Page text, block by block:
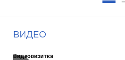
ВИДЕО
Видеовизитка